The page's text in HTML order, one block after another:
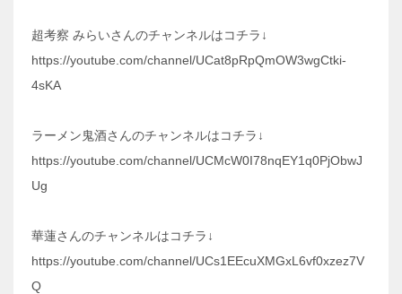
超考察 みらいさんのチャンネルはコチラ↓
https://youtube.com/channel/UCat8pRpQmOW3wgCtki-
4sKA
ラーメン鬼酒さんのチャンネルはコチラ↓
https://youtube.com/channel/UCMcW0I78nqEY1q0PjObwJ
Ug
華蓮さんのチャンネルはコチラ↓
https://youtube.com/channel/UCs1EEcuXMGxL6vf0xzez7V
Q